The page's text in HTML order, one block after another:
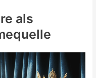
als